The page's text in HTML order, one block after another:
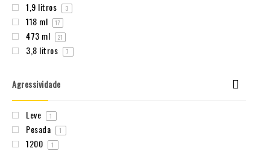
1,9 litros 3
118 ml 17
473 ml 21
3,8 litros 7
Agressividade
Leve 1
Pesada 1
1200 1